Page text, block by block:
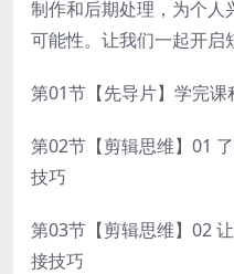
制作和后期处理，为个人
可能性。让我们一起开启
第01节【先导片】学完
第02节【剪辑思维】01
技巧
第03节【剪辑思维】02
接技巧